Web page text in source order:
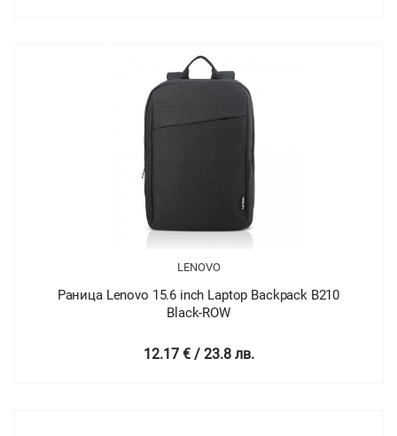
LENOVO
Раница Lenovo 15.6 inch Laptop Backpack B210
Black-ROW
12.17 € / 23.8 лв.